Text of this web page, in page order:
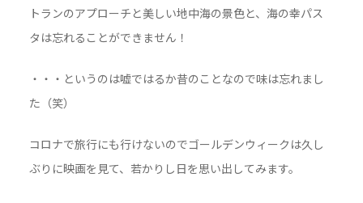
トランのアプローチと美しい地中海の景色と、海の幸パス
タは忘れることができません！
・・・というのは嘘ではるか昔のことなので味は忘れまし
た（笑）
コロナで旅行にも行けないのでゴールデンウィークは久し
ぶりに映画を見て、若かりし日を思い出してみます。